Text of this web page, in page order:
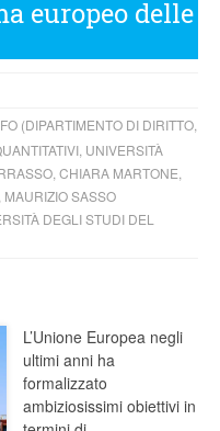
europeo delle
(DIPARTIMENTO DI DIRITTO,
UNIVERSITÀ
CHIARA MARTONE,
SASSO
DEGLI STUDI DEL
L’Unione Europea negli
ultimi anni ha
formalizzato
ambiziosissimi obiettivi in